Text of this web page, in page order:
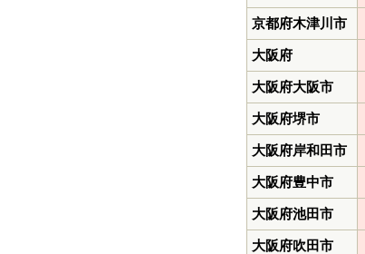
京都府木津川市
大阪府
大阪府大阪市
大阪府堺市
大阪府岸和田市
大阪府豊中市
大阪府池田市
大阪府吹田市